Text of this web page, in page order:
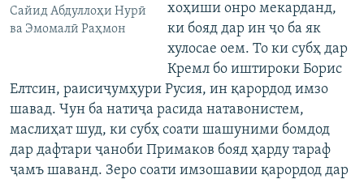
Сайид Абдуллоҳи Нурӣ
ва Эмомалӣ Раҳмон
хоҳиши онро мекарданд,
ки бояд дар ин ҷо ба як
хулосае оем. То ки субҳ дар
Кремл бо иштироки Борис
Елтсин, раисиҷумҳури Русия, ин қарордод имзо
шавад. Чун ба натиҷа расида натавонистем,
маслиҳат шуд, ки субҳ соати шашуними бомдод
дар дафтари ҷаноби Примаков бояд ҳарду тараф
ҷамъ шаванд. Зеро соати имзошавии қарордод дар